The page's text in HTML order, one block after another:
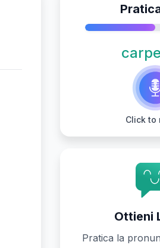
Click to
Ottieni
Pratica la